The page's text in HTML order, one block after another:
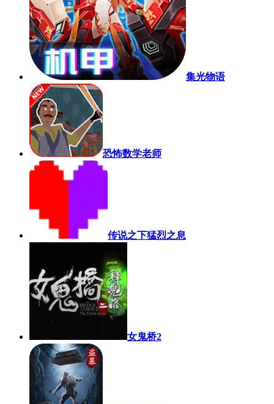
集光物语
恐怖数学老师
传说之下猛烈之息
女鬼桥2